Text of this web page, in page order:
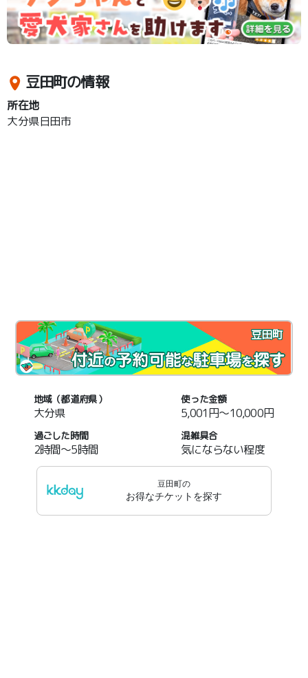
豆田町の情報
所在地
大分県日田市
豆田町
地域（都道府県）
大分県
使った金額
5,001円～10,000円
過ごした時間
2時間～5時間
混雑具合
気にならない程度
豆田町の
お得なチケットを探す